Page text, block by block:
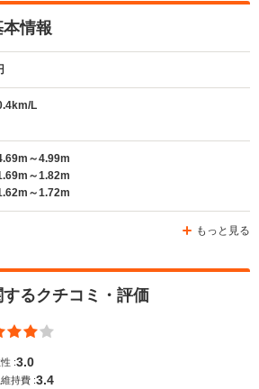
全高
1.69m
全幅
1.71m
情報
L
～4.99m
～1.82m
～1.72m
もっと見る
るクチコミ・評価
:3.0
維持費 :3.4